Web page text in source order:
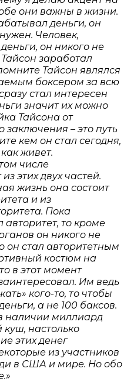
они важны в жизни.
деньги, он
Человек,
он никого не
Тайсон заработал
Тайсон являлся
боксером за всю
стал интересен
значит их можно
Тайсона от
– это путь
кем он стал сегодня,
живет.
числе
этих двух частей.
жизнь она состоит
и из
Пока
то кроме
он никого не
он стал авторитетным
костюм на
в этот момент
Им ведь
кого-то, то чтобы
а не 100 баксов.
наличии миллиард
куш, настолько
этих денег
из участников
в США и мире. Но обо